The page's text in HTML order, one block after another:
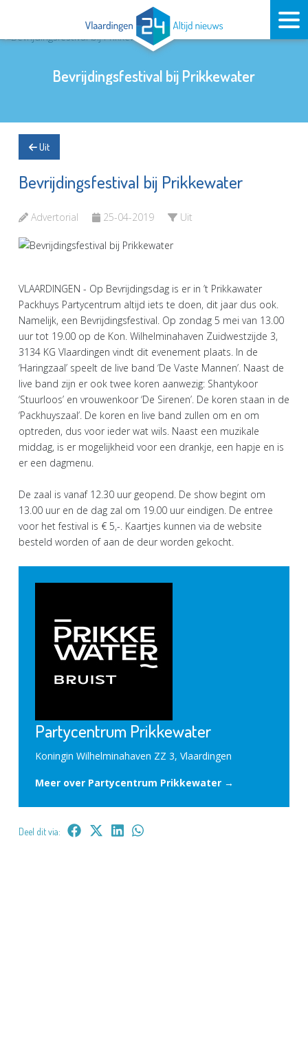
Bevrijdingsfestival bij Prikkewater
Uit
Bevrijdingsfestival bij Prikkewater
Advertorial 25-04-2019 Uit
VLAARDINGEN - Op Bevrijdingsdag is er in ’t Prikkawater
Packhuys Partycentrum altijd iets te doen, dit jaar dus ook.
Namelijk, een Bevrijdingsfestival. Op zondag 5 mei van 13.00
uur tot 19.00 op de Kon. Wilhelminahaven Zuidwestzijde 3,
3134 KG Vlaardingen vindt dit evenement plaats. In de
‘Haringzaal’ speelt de live band ‘De Vaste Mannen’. Naast de
live band zijn er ook twee koren aanwezig: Shantykoor
‘Stuurloos’ en vrouwenkoor ‘De Sirenen’. De koren staan in de
‘Packhuyszaal’. De koren en live band zullen om en om
optreden, dus voor ieder wat wils. Naast een muzikale
middag, is er mogelijkheid voor een drankje, een hapje en is
er een dagmenu.
De zaal is vanaf 12.30 uur geopend. De show begint om
13.00 uur en de dag zal om 19.00 uur eindigen. De entree
voor het festival is € 5,-. Kaartjes kunnen via de website
besteld worden of aan de deur worden gekocht.
Partycentrum Prikkewater
Koningin Wilhelminahaven ZZ 3, Vlaardingen
Meer over Partycentrum Prikkewater →
Deel dit via: